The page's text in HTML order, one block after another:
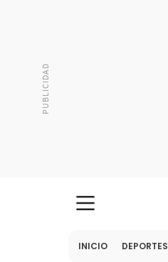
INICIO DEPORTES